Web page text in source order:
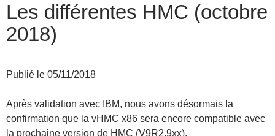
Les différentes HMC (octobre
2018)
Publié le 05/11/2018
Après validation avec IBM, nous avons désormais la
confirmation que la vHMC x86 sera encore compatible avec
la prochaine version de HMC (V9R2.9xx).